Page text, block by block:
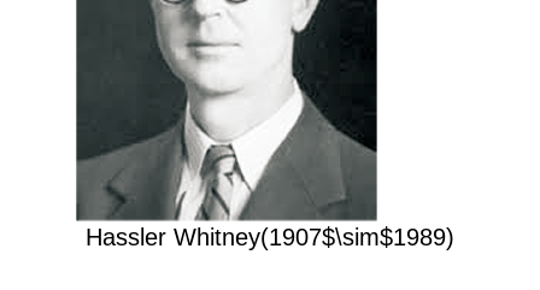
Hassler Whitney(1907$\sim$1989)